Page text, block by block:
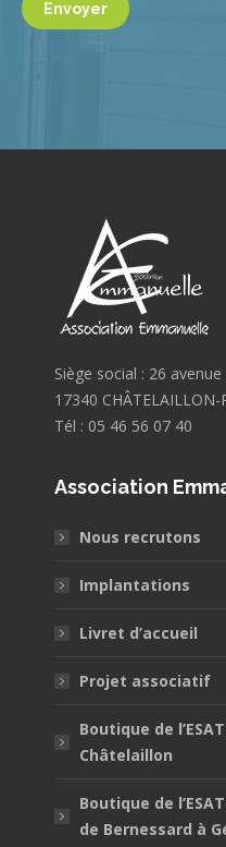
Siège social : 26
17340 CHÂTELAILLON-
Tél : 05 46 56 07 40
Association
Nous recrutons
Implantations
Livret d’accueil
Projet associatif
Boutique de
Châtelaillon
Boutique de
de Bernessard à